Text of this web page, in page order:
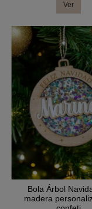
Ver
Bola Árbol
madera